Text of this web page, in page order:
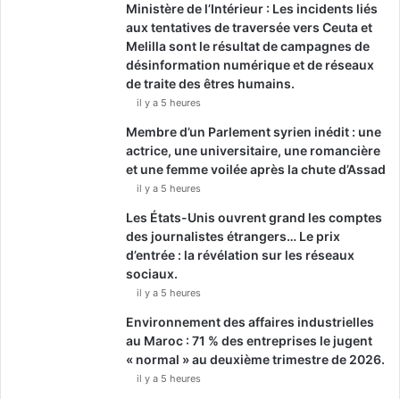
Ministère de l’Intérieur : Les incidents liés
aux tentatives de traversée vers Ceuta et
Melilla sont le résultat de campagnes de
désinformation numérique et de réseaux
de traite des êtres humains.
il y a 5 heures
Membre d’un Parlement syrien inédit : une
actrice, une universitaire, une romancière
et une femme voilée après la chute d’Assad
il y a 5 heures
Les États-Unis ouvrent grand les comptes
des journalistes étrangers… Le prix
d’entrée : la révélation sur les réseaux
sociaux.
il y a 5 heures
Environnement des affaires industrielles
au Maroc : 71 % des entreprises le jugent
« normal » au deuxième trimestre de 2026.
il y a 5 heures